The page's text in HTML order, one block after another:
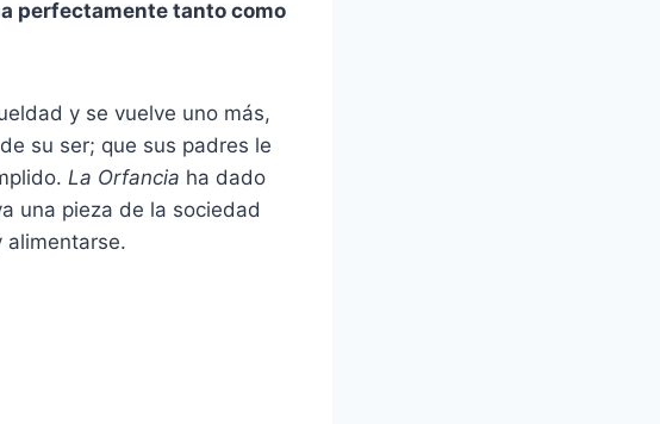
perfectamente tanto como
y se vuelve uno más,
su ser; que sus padres le
La Orfancia ha dado
una pieza de la sociedad
alimentarse.